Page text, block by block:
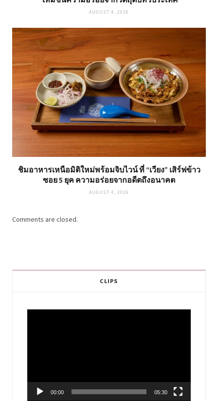
AUGUST 4, 2026
ชิมอาหารเหนือมิติใหม่พร้อมจิบไวน์ ที่ “เวียง” เสิร์ฟข้าว
ซอย 5 ยุค ความอร่อยจากอดีตถึงอนาคต
AUGUST 4, 2026
Comments are closed.
CLIPS
00:00 05:30